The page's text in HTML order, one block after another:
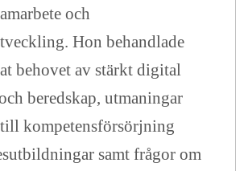
och
Hon behandlade
behovet av stärkt digital
beredskap, utmaningar
kompetensförsörjning
samt frågor om